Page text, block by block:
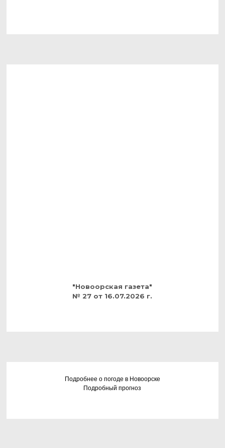
"Новоорская газета"
№ 27 от 16.07.2026 г.
Подробнее о погоде в Новоорске
Подробный прогноз